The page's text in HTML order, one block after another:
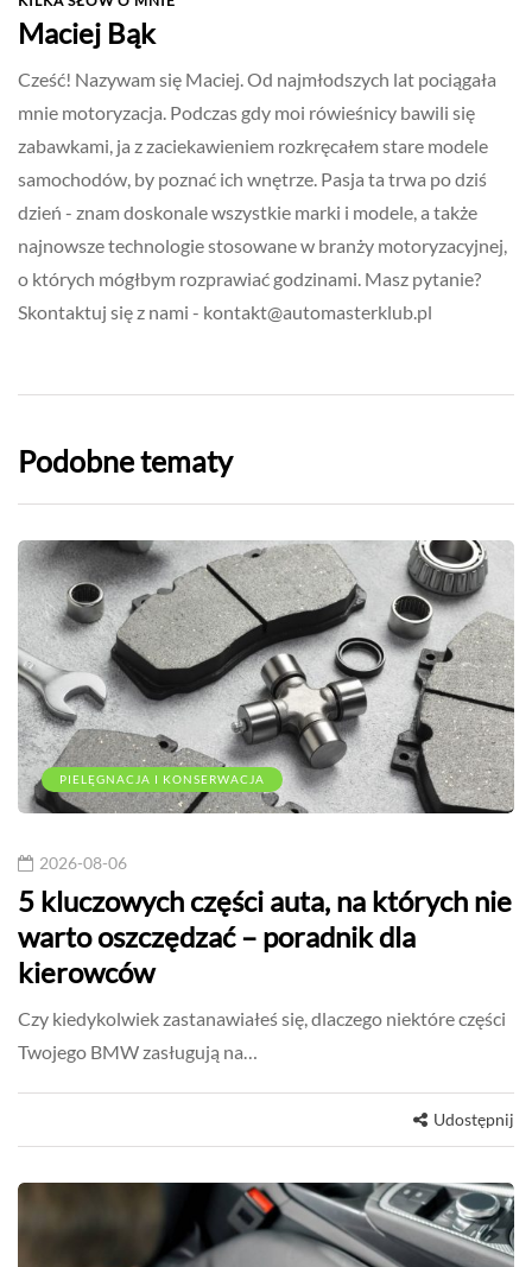
Maciej Bąk
Cześć! Nazywam się Maciej. Od najmłodszych lat pociągała
mnie motoryzacja. Podczas gdy moi rówieśnicy bawili się
zabawkami, ja z zaciekawieniem rozkręcałem stare modele
samochodów, by poznać ich wnętrze. Pasja ta trwa po dziś
dzień - znam doskonale wszystkie marki i modele, a także
najnowsze technologie stosowane w branży motoryzacyjnej,
o których mógłbym rozprawiać godzinami. Masz pytanie?
Skontaktuj się z nami - kontakt@automasterklub.pl
Podobne tematy
PIELĘGNACJA I KONSERWACJA
2026-08-06
5 kluczowych części auta, na których nie
warto oszczędzać – poradnik dla
kierowców
Czy kiedykolwiek zastanawiałeś się, dlaczego niektóre części
Twojego BMW zasługują na…
Udostępnij